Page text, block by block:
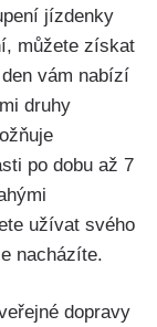
jízdenky
můžete⁣ získat
vám nabízí
druhy
po dobu až 7
užívat svého
nacházíte.
dopravy